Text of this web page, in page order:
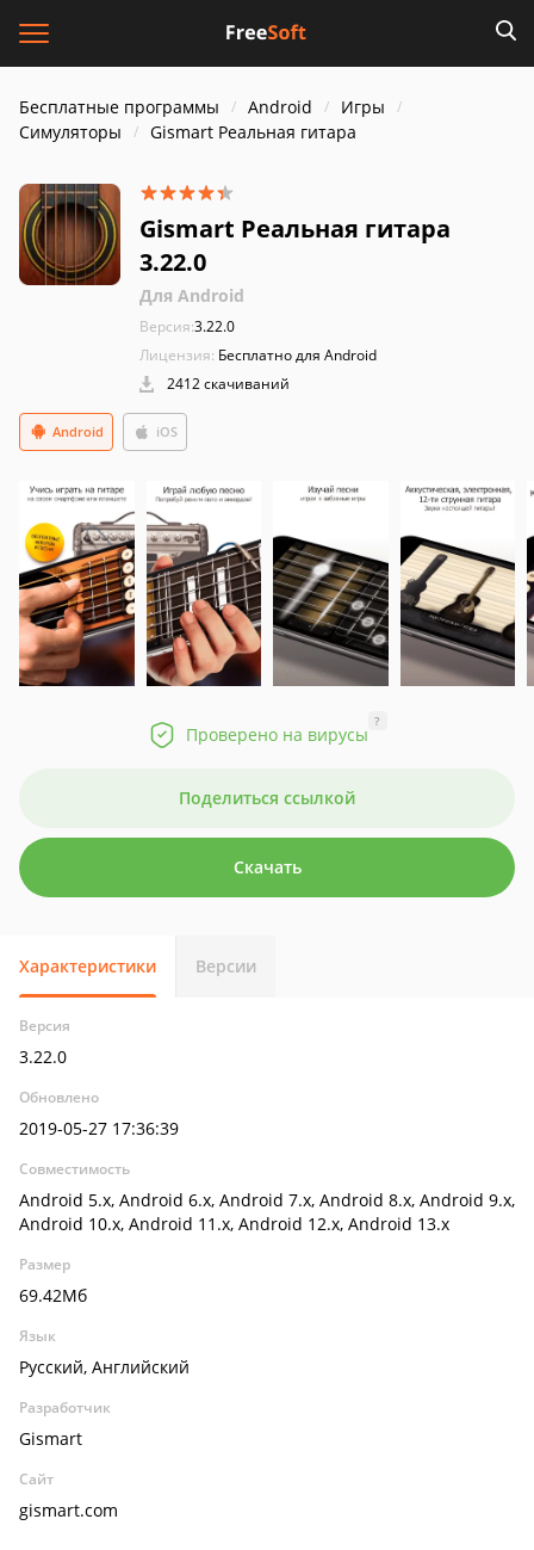
Бесплатные программы Android
Игры
Симуляторы
Gismart Реальная гитара
Gismart Реальная гитара
3.22.0
Для Android
Версия:3.22.0
Лицензия: Бесплатно для Android
2412 скачиваний
iOS
Android
Проверено на вирусы
?
Поделиться ссылкой
Скачать
Характеристики Версии
Версия
3.22.0
Обновлено
2019-05-27 17:36:39
Совместимость
Android 5.x, Android 6.x, Android 7.x, Android 8.x, Android 9.x,
Android 10.x, Android 11.x, Android 12.x, Android 13.x
Размер
69.42Мб
Язык
Русский, Английский
Разработчик
Gismart
Сайт
gismart.com